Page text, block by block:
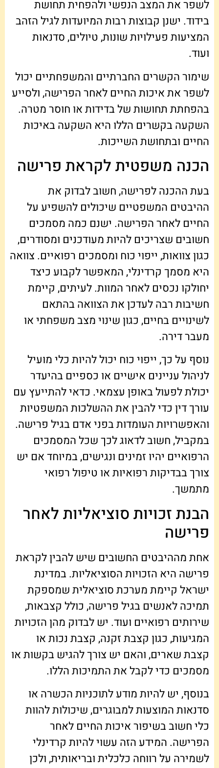
לשפר את המצב הנפשי ולהפחית תחושת
בידוד. ישנן קבוצות רבות המיועדות לגיל הזהב
המציעות פעילויות שונות, טיולים, סדנאות
ועוד.
שימור הקשרים החברתיים והמשפחתיים יכול
לשפר את איכות החיים לאחר הפרישה, ולסייע
בהפחתת תחושות של בדידות או חוסר מטרה.
השקעה בקשרים הללו היא השקעה באיכות
החיים ובתחושת השייכות.
הכנה משפטית לקראת פרישה
בעת ההכנה לפרישה, חשוב לבדוק את
ההיבטים המשפטיים שיכולים להשפיע על
החיים לאחר הפרישה. ישנם כמה מסמכים
חשובים שצריכים להיות מעודכנים ומסודרים,
כגון צוואות, ייפוי כוח ומסמכים רפואיים. צוואה
היא מסמך קרדינלי, המאפשר לקבוע כיצד
יחולקו נכסים לאחר המוות. לעיתים, קיימת
חשיבות רבה לעדכן את הצוואה בהתאם
לשינויים בחיים, כגון שינוי מצב משפחתי או
מעבר דירה.
נוסף על כך, ייפוי כוח יכול להיות כלי מועיל
לניהול עניינים אישיים או כספיים בהיעדר
יכולת לפעול באופן עצמאי. כדאי להתייעץ עם
עורך דין כדי להבין את ההשלכות המשפטיות
והאפשרויות העומדות בפני אדם בגיל פרישה.
במקביל, חשוב לדאוג לכך שכל המסמכים
הרפואיים יהיו זמינים ונגישים, במיוחד אם יש
צורך בבדיקות רפואיות או טיפול רפואי
מתמשך.
הבנת זכויות סוציאליות לאחר
פרישה
אחת מההיבטים החשובים שיש להבין לקראת
פרישה היא הזכויות הסוציאליות. במדינת
ישראל קיימת מערכת סוציאלית שמספקת
תמיכה לאנשים בגיל פרישה, כולל קצבאות,
שירותים רפואיים ועוד. יש לבדוק מהן הזכויות
המגיעות, כגון קצבת זקנה, קצבת נכות או
קצבת שארים, והאם יש צורך להגיש בקשות או
מסמכים כדי לקבל את התמיכות הללו.
בנוסף, יש להיות מודע לתוכניות הכשרה או
סדנאות המוצעות למבוגרים, שיכולות להוות
כלי חשוב בשיפור איכות החיים לאחר
הפרישה. המידע הזה עשוי להיות קרדינלי
לשמירה על רווחה כלכלית ובריאותית, ולכן